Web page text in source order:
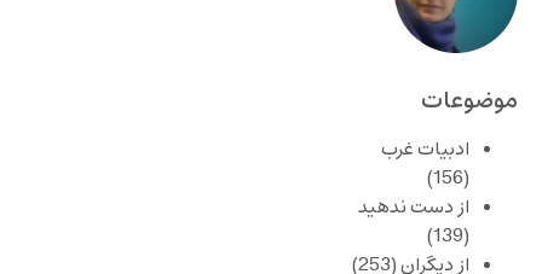
موضوعات
ادبیات غرب
(156)
از دست ندهید
(139)
از دیگران(253)